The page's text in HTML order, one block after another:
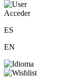
Acceder
ES
EN